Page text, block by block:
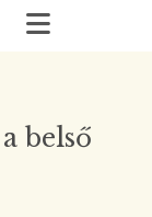
belső